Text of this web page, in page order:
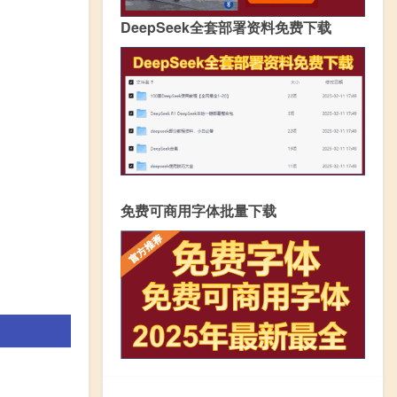
DeepSeek全套部署资料免费下载
免费可商用字体批量下载